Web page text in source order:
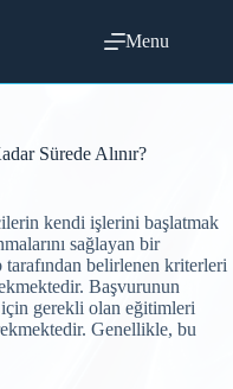
Menu
Sürede Alınır?
kendi işlerini başlatmak
sağlayan bir
belirlenen kriterleri
Başvurunun
gerekli olan eğitimleri
Genellikle, bu